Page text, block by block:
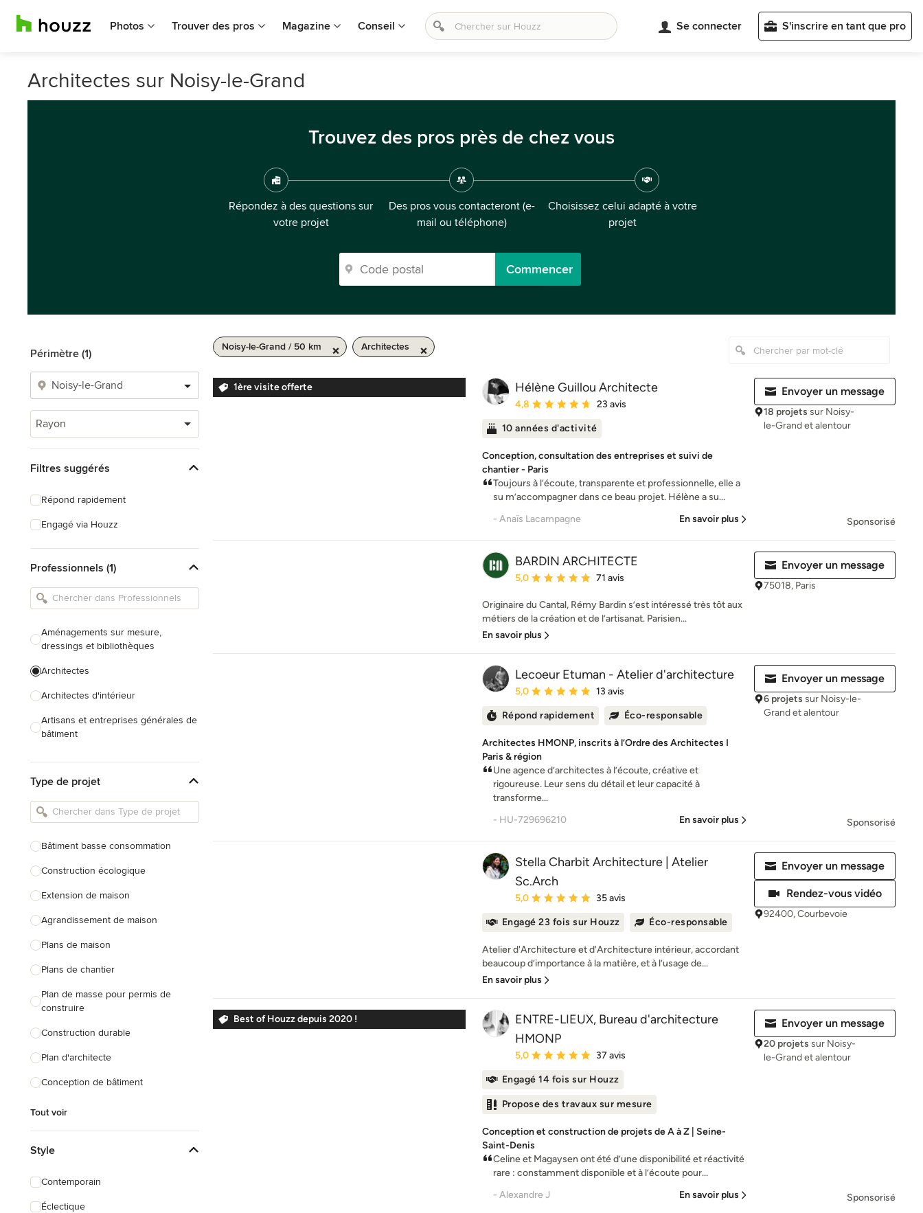
Photos Trouver des pros Magazine Conseil Se connecter S'inscrire en tant que pro
Architectes sur Noisy-le-Grand
Trouvez des pros près de chez vous
Répondez à des questions sur
votre projet
Des pros vous contacteront (e-
mail ou téléphone)
Choisissez celui adapté à votre
projet
Commencer
Périmètre (1)
Rayon
Filtres suggérés
Répond rapidement
Engagé via Houzz
Professionnels (1)
Aménagements sur mesure,
dressings et bibliothèques
Architectes
Architectes d'intérieur
Artisans et entreprises générales de
bâtiment
Charpentiers
Constructeurs de maison
cuisine
Décorateurs d'intérieur
Home organisers
Tout voir
Type de projet
Bâtiment basse consommation
Construction écologique
Extension de maison
Agrandissement de maison
Plans de maison
Plans de chantier
Plan de masse pour permis de
construire
Construction durable
Plan d'architecte
Conception de bâtiment
Tout voir
Style
Contemporain
Éclectique
Noisy-le-Grand / 50 km Architectes
1ère visite offerte Hélène Guillou Architecte
Note moyenne : 4.8 étoiles sur 5
4,8 23 avis
10 années d'activité
Conception, consultation des entreprises et suivi de
chantier - Paris
Toujours à l’écoute, transparente et professionnelle, elle a
su m’accompagner dans ce beau projet. Hélène a su...
- Anaïs Lacampagne
En savoir plus
Envoyer un message
18 projets sur Noisy-
le-Grand et alentour
Sponsorisé
BARDIN ARCHITECTE
Note moyenne : 5 étoiles sur 5
5,0 71 avis
Originaire du Cantal, Rémy Bardin s’est intéressé très tôt aux
métiers de la création et de l’artisanat. Parisien...
En savoir plus
Envoyer un message
75018, Paris
Lecoeur Etuman - Atelier d'architecture
Note moyenne : 5 étoiles sur 5
5,0 13 avis
Répond rapidement Éco-responsable
Architectes HMONP, inscrits à l’Ordre des Architectes I
Paris & région
Une agence d’architectes à l’écoute, créative et
rigoureuse. Leur sens du détail et leur capacité à
transforme...
- HU-729696210
En savoir plus
Envoyer un message
6 projets sur Noisy-le-
Grand et alentour
Sponsorisé
Stella Charbit Architecture | Atelier
Sc.Arch
Note moyenne : 5 étoiles sur 5
5,0 35 avis
Engagé 23 fois sur Houzz Éco-responsable
Atelier d'Architecture et d'Architecture intérieur, accordant
beaucoup d’importance à la matière, et à l’usage de...
En savoir plus
Envoyer un message
Rendez-vous vidéo
92400, Courbevoie
Best of Houzz depuis 2020 !
ENTRE-LIEUX, Bureau d'architecture
HMONP
Note moyenne : 5 étoiles sur 5
5,0 37 avis
Engagé 14 fois sur Houzz
Propose des travaux sur mesure
Conception et construction de projets de A à Z | Seine-
Saint-Denis
Celine et Magaysen ont été d’une disponibilité et réactivité
rare : constamment disponible et à l’écoute pour...
- Alexandre J
En savoir plus
Envoyer un message
20 projets sur Noisy-
le-Grand et alentour
Sponsorisé